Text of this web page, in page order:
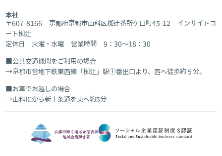
本社
〒607-8166 京都府京都市山科区椥辻番所ケ口町45-12 インサイトコ
ート椥辻
定休日 火曜・水曜 営業時間 9：30～18：30
公共交通機関をご利用の場合
京都市営地下鉄東西線「椥辻」駅①番出口より、西へ徒歩約５分。
お車でお越しの場合
山科ICから新十条通を東へ約5分